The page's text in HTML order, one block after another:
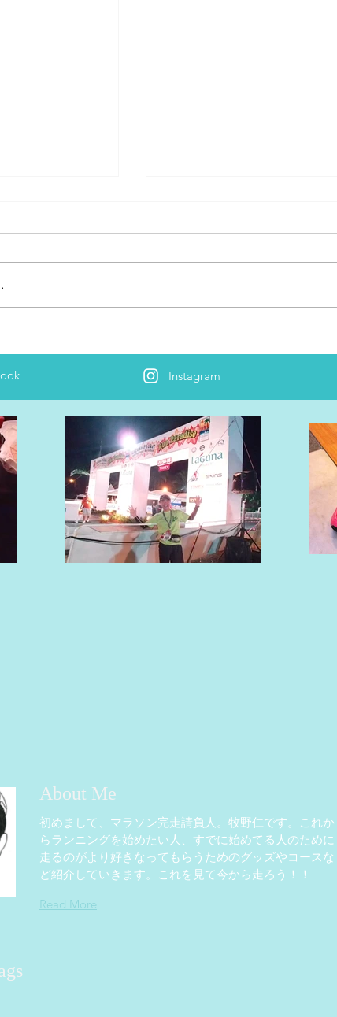
ブース」へ
ライマラソン」公開
Instagram
About Me
初めまして、マラソン完走請負人。牧野仁です。これか
らランニングを始めたい人、すでに始めてる人のために
走るのがより好きなってもらうためのグッズやコースな
ど紹介していきます。これを見て今から走ろう！！
Read More